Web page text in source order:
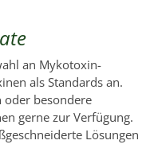
an Mykotoxin-
als Standards an.
oder besondere
gerne zur Verfügung.
Lösungen